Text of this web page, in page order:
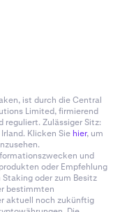
ist durch die Central
Limited, firmierend
reguliert. Zulässiger Sitz:
Irland. Klicken Sie hier, um
und
oder Empfehlung
oder zum Besitz
bestimmten
aktuell noch zukünftig